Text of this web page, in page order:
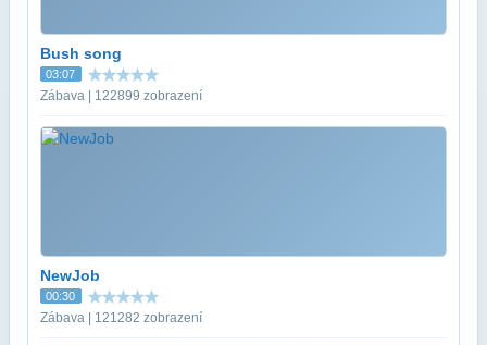
Bush song
03:07
Zábava | 122899 zobrazení
NewJob
00:30
Zábava | 121282 zobrazení